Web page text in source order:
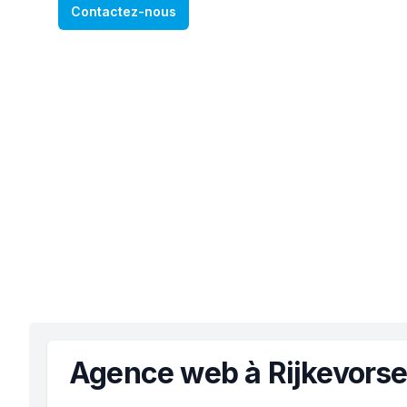
Contactez-nous
Agence web à